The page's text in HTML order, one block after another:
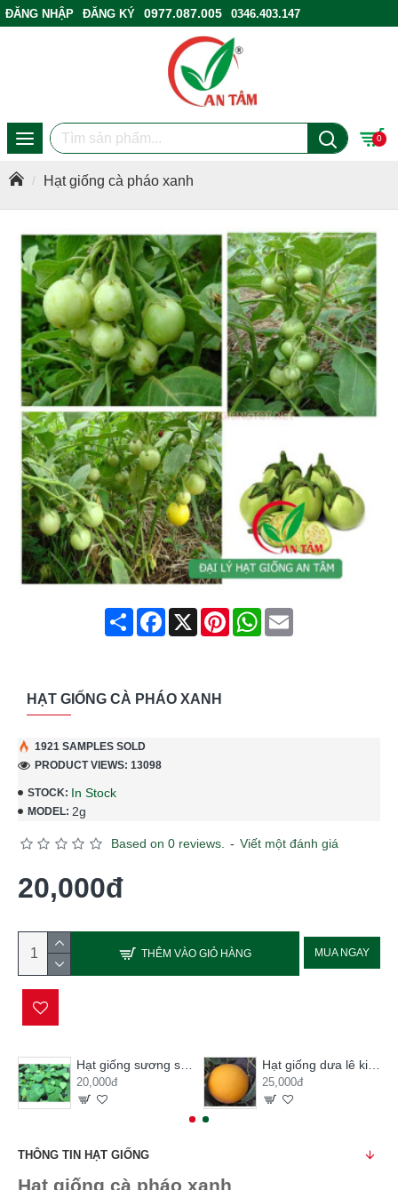
ĐĂNG NHẬP ĐĂNG KÝ 0977.087.005
0346.403.147
0
Hạt giống cà pháo xanh
ShareFacebook
X PinterestWhatsApp
Email
HẠT GIỐNG CÀ PHÁO XANH
STOCK: In Stock
MODEL: 2g
1921 SAMPLES SOLD
PRODUCT VIEWS: 13098
Based on 0 reviews. - Viết một đánh giá
20,000đ
THÊM VÀO GIỎ HÀNG MUA NGAY
Hạt giống sương sâm lông
20,000đ
Hạt giống dưa lê kim hoàng hậu
25,000đ
THÔNG TIN HẠT GIỐNG
Hạt giống cà pháo xanh